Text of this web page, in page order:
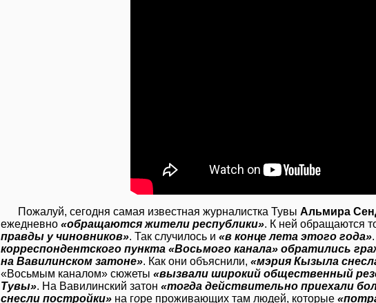
Пожалуй, сегодня самая известная журналистка Тувы Альмира
ежедневно «обращаются жители республики». К ней обращаются
правды у чиновников». Так случилось и «в конце лета этого года».
корреспондентского пункта «Восьмого канала» обратились
на Вавилинском затоне». Как они объяснили, «мэрия Кызыла
«Восьмым каналом» сюжеты «вызвали широкий общественный
Тувы». На Вавилинский затон «тогда действительно приехали
снесли постройки» на горе проживающих там людей, которые